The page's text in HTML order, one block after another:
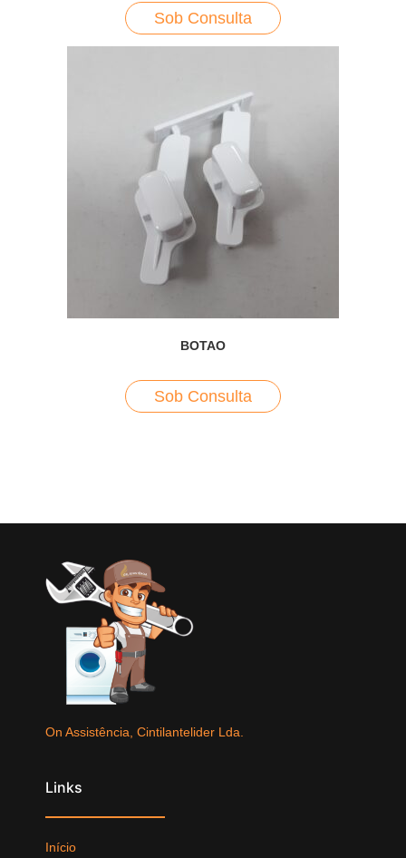
Sob Consulta
BOTAO
Sob Consulta
On Assistência, Cintilantelider Lda.
Links
Início